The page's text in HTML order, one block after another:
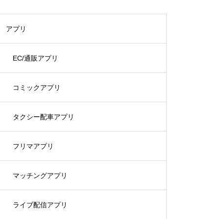
アプリ
EC/通販アプリ
コミックアプリ
タクシー配車アプリ
フリマアプリ
マッチングアプリ
ライブ配信アプリ